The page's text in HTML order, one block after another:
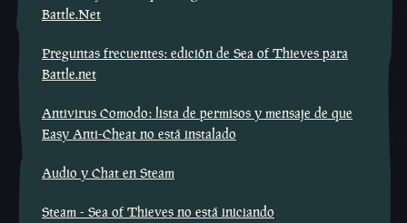
Battle.Net
Preguntas frecuentes: edición de Sea of Thieves para
Battle.net
Antivirus Comodo: lista de permisos y mensaje de que
Easy Anti-Cheat no está instalado
Audio y Chat en Steam
Steam - Sea of Thieves no está iniciando